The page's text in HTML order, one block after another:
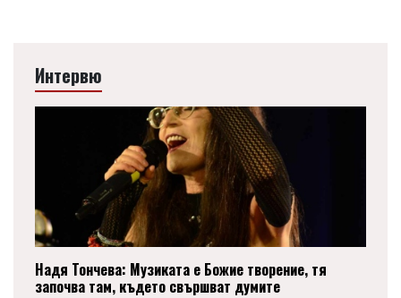
Интервю
Надя Тончева: Музиката е Божие творение, тя
започва там, където свършват думите